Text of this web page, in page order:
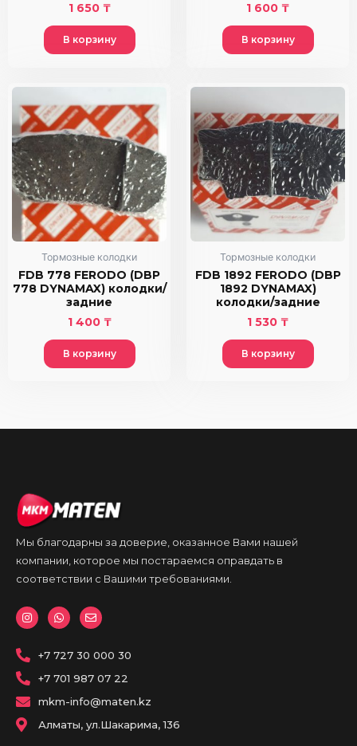
1 650 ₸
В корзину
1 600 ₸
В корзину
Тормозные колодки
FDB 778 FERODO (DBP
778 DYNAMAX) колодки/
задние
1 400 ₸
В корзину
Тормозные колодки
FDB 1892 FERODO (DBP
1892 DYNAMAX)
колодки/задние
1 530 ₸
В корзину
Мы благодарны за доверие, оказанное Вами нашей
компании, которое мы постараемся оправдать в
соответствии с Вашими требованиями.
I
n
s
a
g
r
a
m
W
h
a
s
p
E
n
v
p
+7 727 30 000 30
+7 701 987 07 22
mkm-info@maten.kz
Алматы, ул.Шакарима, 136